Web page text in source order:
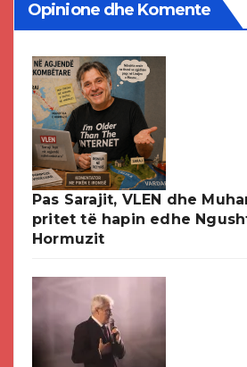
Opinione dhe Komente
Pas Sarajit, VLEN dhe
pritet të hapin edhe
Hormuzit